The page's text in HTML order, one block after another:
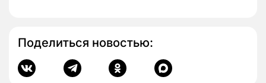
Поделиться новостью: